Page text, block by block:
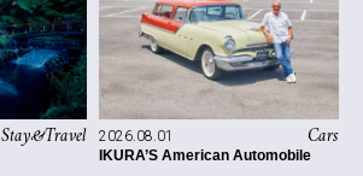
Stay&Travel Cars
2026.08.01
IKURA’S American Automobile